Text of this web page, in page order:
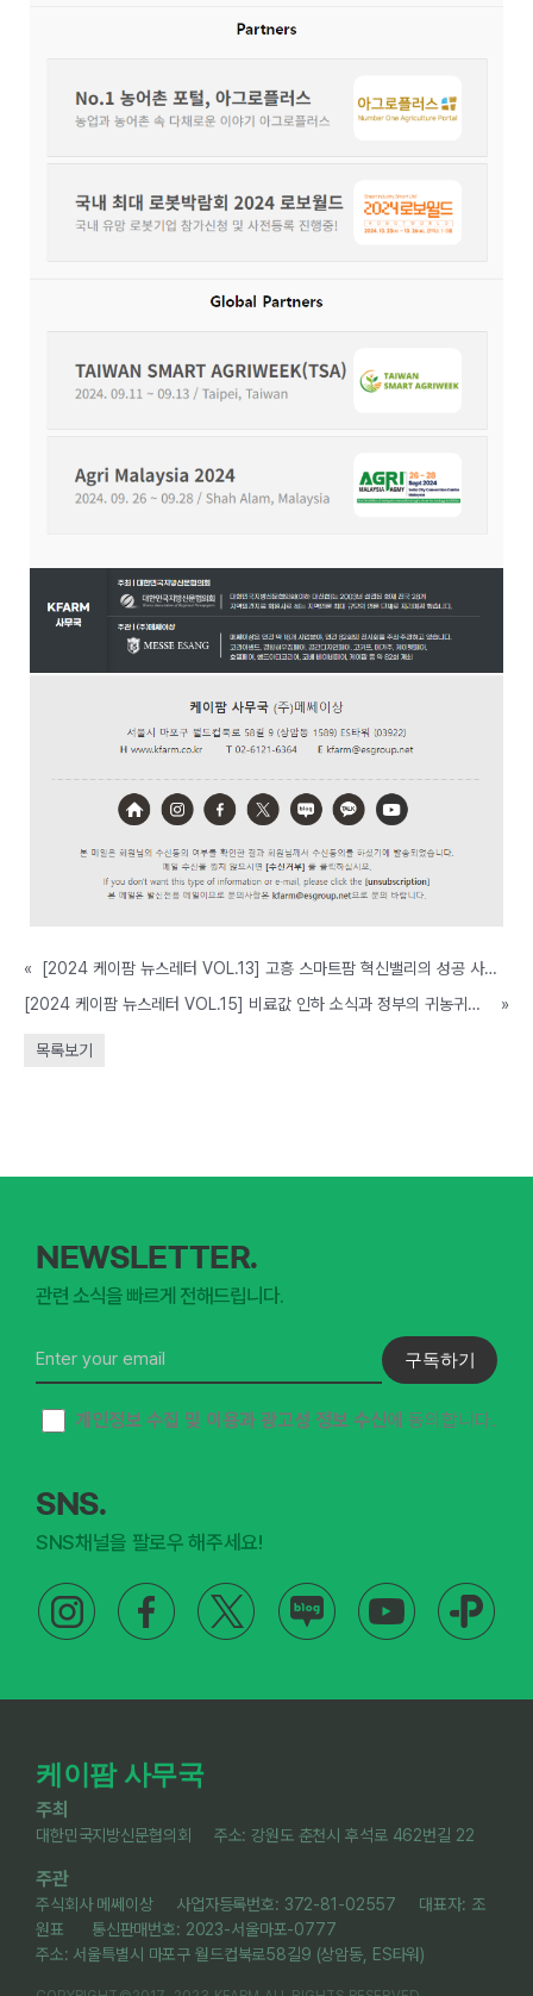
«
[2024 케이팜 뉴스레터 VOL.13] 고흥 스마트팜 혁신밸리의 성공 사례와 재생에너지 이용을 극대화한 농업 사례를 살펴보세요!
[2024 케이팜 뉴스레터 VOL.15] 비료값 인하 소식과 정부의 귀농귀촌 규제 완화 소식 보고가세요!
»
목록보기
NEWSLETTER.
관련 소식을 빠르게 전해드립니다.
구독하기
개인정보 수집 및 이용과 광고성 정보 수신에 동의합니다.
SNS.
SNS채널을 팔로우 해주세요!
케이팜 사무국
주최
대한민국지방신문협의회 주소: 강원도 춘천시 후석로 462번길 22
주관
주식회사 메쎄이상 사업자등록번호: 372-81-02557 대표자: 조
원표 통신판매번호: 2023-서울마포-0777
주소: 서울특별시 마포구 월드컵북로58길9 (상암동, ES타워)